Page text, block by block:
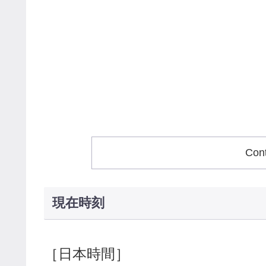
現在時刻
［日本時間］